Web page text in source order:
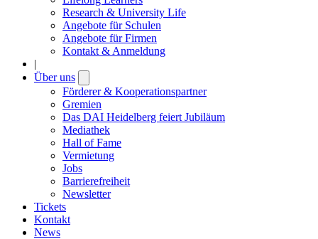
Research & University Life
Angebote für Schulen
Angebote für Firmen
Kontakt & Anmeldung
|
Über uns
submenu
Förderer & Kooperationspartner
Gremien
Das DAI Heidelberg feiert Jubiläum
Mediathek
Hall of Fame
Vermietung
Jobs
Barrierefreiheit
Newsletter
Tickets
Kontakt
News